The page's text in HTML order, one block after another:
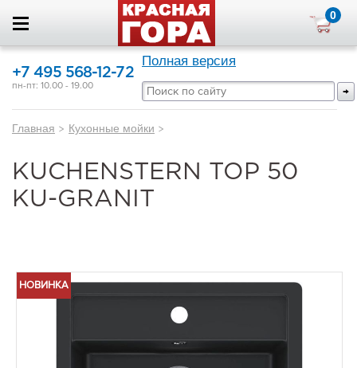
0
+7 495 568-12-72
пн-пт: 10.00 - 19.00
Полная версия
Главная > Кухонные мойки >
KUCHENSTERN TOP 50
KU-GRANIT
НОВИНКА